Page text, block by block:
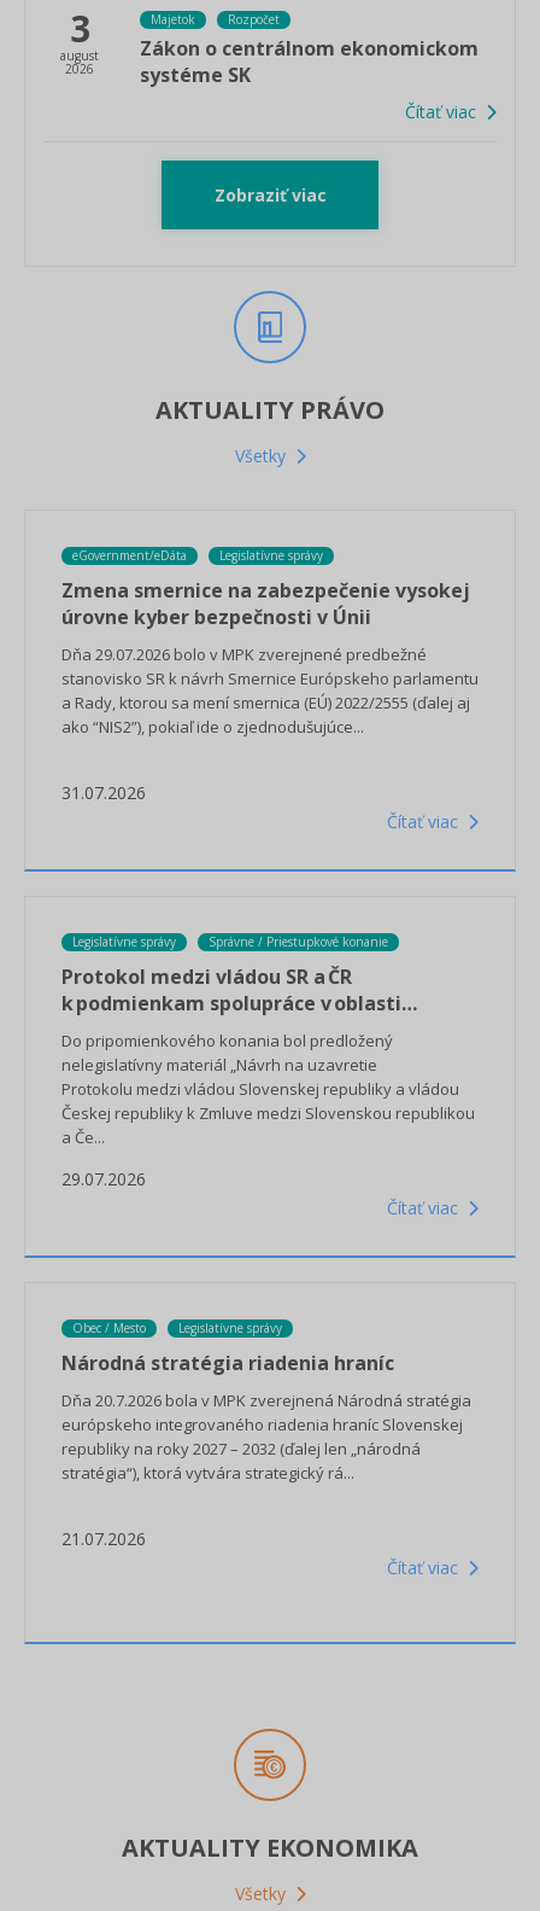
3
august
2026
Majetok Rozpočet
Zákon o centrálnom ekonomickom
systéme SK
Čítať viac
Zobraziť viac
AKTUALITY PRÁVO
Všetky
eGovernment/eDáta Legislatívne správy
Zmena smernice na zabezpečenie vysokej
úrovne kyber bezpečnosti v Únii
Dňa 29.07.2026 bolo v MPK zverejnené predbežné
stanovisko SR k návrh Smernice Európskeho parlamentu
a Rady, ktorou sa mení smernica (EÚ) 2022/2555 (ďalej aj
ako “NIS2”), pokiaľ ide o zjednodušujúce...
31.07.2026
Čítať viac
Legislatívne správy Správne / Priestupkové konanie
Protokol medzi vládou SR a ČR
k podmienkam spolupráce v oblasti
priestupkov
Do pripomienkového konania bol predložený
nelegislatívny materiál „Návrh na uzavretie
Protokolu medzi vládou Slovenskej republiky a vládou
Českej republiky k Zmluve medzi Slovenskou republikou
a Če...
29.07.2026
Čítať viac
Obec / Mesto Legislatívne správy
Národná stratégia riadenia hraníc
Dňa 20.7.2026 bola v MPK zverejnená Národná stratégia
európskeho integrovaného riadenia hraníc Slovenskej
republiky na roky 2027 – 2032 (ďalej len „národná
stratégia“), ktorá vytvára strategický rá...
21.07.2026
Čítať viac
AKTUALITY EKONOMIKA
Všetky